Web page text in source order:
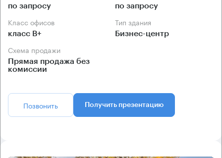
по запросу по запросу
Класс офисов
класс B+
Тип здания
Бизнес-центр
Схема продажи
Прямая продажа без
комиссии
Позвонить Получить презентацию